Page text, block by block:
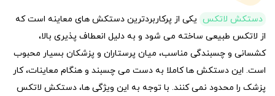
دستکش لاتکس یکی از پرکاربردترین دستکش های معاینه است که
از لاتکس طبیعی ساخته می شود و به دلیل انعطاف پذیری بالا،
کشسانی و چسبندگی مناسب، میان پرستاران و پزشکان بسیار محبوب
است. این دستکش ها کاملا به دست می چسبند و هنگام معاینات، کار
پزشک را محدود نمی کنند. با توجه به این ویژگی ها، دستکش لاتکس